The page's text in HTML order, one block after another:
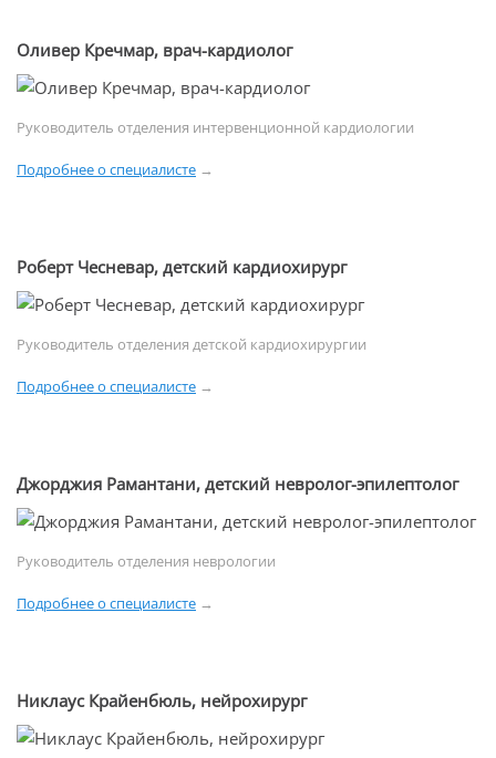
Оливер Кречмар, врач-кардиолог
Руководитель отделения интервенционной кардиологии
Подробнее о специалисте →
Роберт Чесневар, детский кардиохирург
Руководитель отделения детской кардиохирургии
Подробнее о специалисте →
Джорджия Рамантани, детский невролог-эпилептолог
Руководитель отделения неврологии
Подробнее о специалисте →
Никлаус Крайенбюль, нейрохирург